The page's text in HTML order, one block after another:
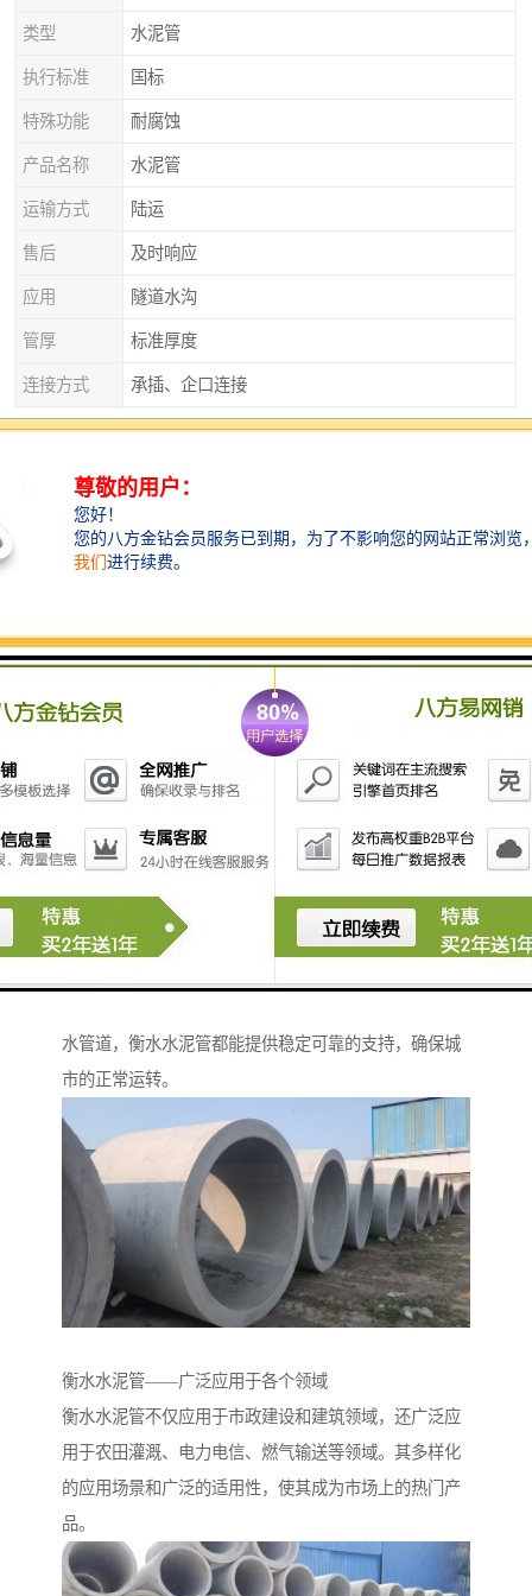
类型 水泥管
执行标准 国标
特殊功能 耐腐蚀
产品名称 水泥管
运输方式 陆运
售后 及时响应
应用 隧道水沟
管厚 标准厚度
连接方式 承插、企口连接
产品特性 排污
产品种类 平口管、企口管、承插口管、涵管
125
衡水水泥管注重环保和可持续发展。在生产过程中，厂
家严格控制废弃物的处理和原材料的消耗，确保产品对
环境的影响降到低。
水管道，衡水水泥管都能提供稳定可靠的支持，确保城
市的正常运转。
衡水水泥管——广泛应用于各个领域
衡水水泥管不仅应用于市政建设和建筑领域，还广泛应
用于农田灌溉、电力电信、燃气输送等领域。其多样化
的应用场景和广泛的适用性，使其成为市场上的热门产
品。